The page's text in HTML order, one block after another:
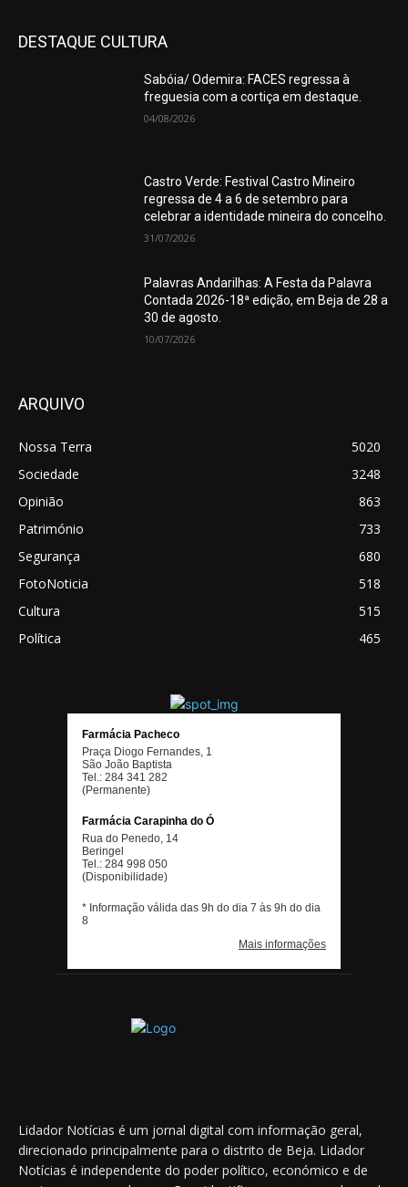
DESTAQUE CULTURA
Sabóia/ Odemira: FACES regressa à
freguesia com a cortiça em destaque.
04/08/2026
Castro Verde: Festival Castro Mineiro
regressa de 4 a 6 de setembro para
celebrar a identidade mineira do concelho.
31/07/2026
Palavras Andarilhas: A Festa da Palavra
Contada 2026-18ª edição, em Beja de 28 a
30 de agosto.
10/07/2026
ARQUIVO
Nossa Terra
5020
Sociedade
3248
Opinião
863
Património
733
Segurança
680
FotoNoticia
518
Cultura
515
Política
465
Lidador Notícias é um jornal digital com informação geral,
direcionado principalmente para o distrito de Beja. Lidador
Notícias é independente do poder político, económico e de